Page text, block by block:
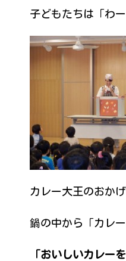
子どもたちは「わ
カレー大王のおか
鍋の中から「カレ
「おいしいカレー